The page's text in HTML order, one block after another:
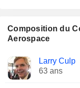
Composition du
Aerospace
AdministrateurLarry Culp
63 ans